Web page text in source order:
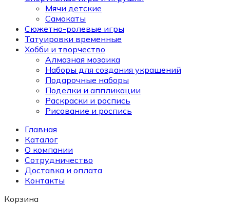
Мячи детские
Самокаты
Сюжетно-ролевые игры
Татуировки временные
Хобби и творчество
Алмазная мозаика
Наборы для создания украшений
Подарочные наборы
Поделки и аппликации
Раскраски и роспись
Рисование и роспись
Главная
Каталог
О компании
Сотрудничество
Доставка и оплата
Контакты
Корзина